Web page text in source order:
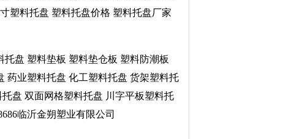
塑料托盘 塑料托盘价格 塑料托盘厂家
盘 塑料垫板 塑料垫仓板 塑料防潮板
药业塑料托盘 化工塑料托盘 货架塑料托
盘 双面网格塑料托盘 川字平板塑料托
临沂金朔塑业有限公司